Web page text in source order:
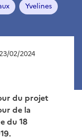
Yvelines
02/2024
du projet
de la
du 18